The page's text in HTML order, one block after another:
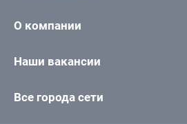
О компании
Наши вакансии
Все города сети